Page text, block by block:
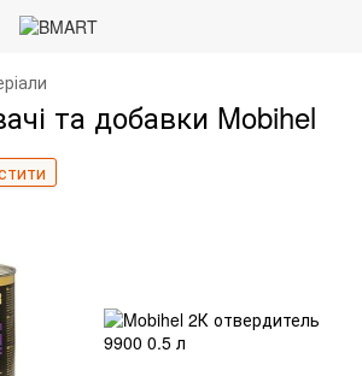
та добавки Mobihel